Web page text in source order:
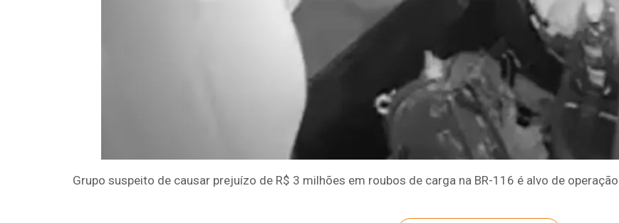
Grupo suspeito de causar prejuízo de R$ 3 milhões em roubos de carga na BR-116 é alvo de